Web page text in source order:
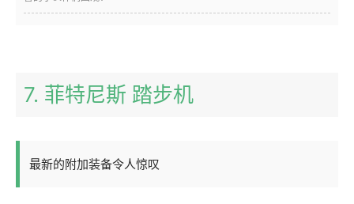
7. 菲特尼斯 踏步机
最新的附加装备令人惊叹